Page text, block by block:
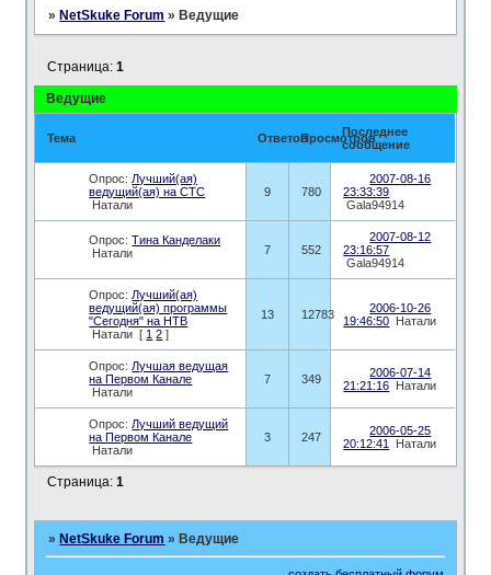
» NetSkuke Forum » Ведущие
Ведущие
Страница:1
Тема ОтветовПросмотровПоследнее
сообщение
Опрос: Лучший(ая)
ведущий(ая) на СТС
Натали
9 780
2007-08-16
23:33:39
Gala94914
Опрос: Тина Канделаки
Натали
7 552
2007-08-12
23:16:57
Gala94914
Опрос: Лучший(ая)
ведущий(ая) программы
"Сегодня" на НТВ
Натали [ 1 2 ]
13 12783
2006-10-26
19:46:50 Натали
Опрос: Лучшая ведущая
на Первом Канале
Натали
7 349
2006-07-14
21:21:16 Натали
Опрос: Лучший ведущий
на Первом Канале
Натали
3 247
2006-05-25
20:12:41
Натали
Страница:1
» NetSkuke Forum » Ведущие